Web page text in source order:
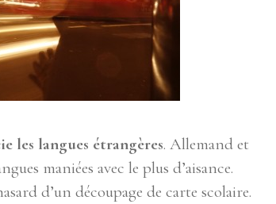
les langues étrangères. Allemand et
maniées avec le plus d’aisance.
d’un découpage de carte scolaire.